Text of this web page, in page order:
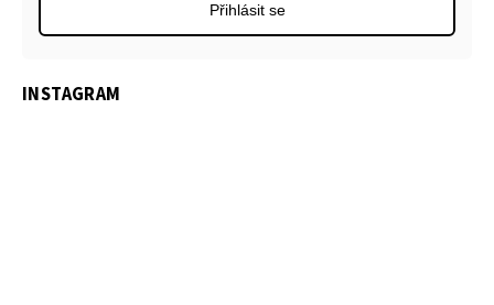
Přihlásit se
INSTAGRAM